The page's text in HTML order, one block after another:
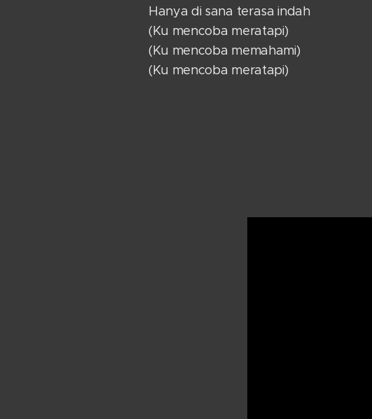
Hanya di sana terasa indah
(Ku mencoba meratapi)
(Ku mencoba memahami)
(Ku mencoba meratapi)